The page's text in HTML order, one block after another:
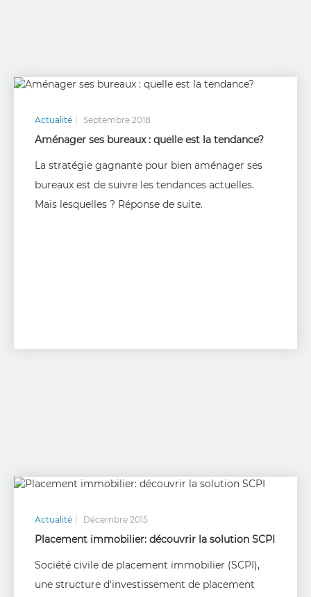
Actualité Septembre 2018
Aménager ses bureaux : quelle est la tendance?
La stratégie gagnante pour bien aménager ses
bureaux est de suivre les tendances actuelles.
Mais lesquelles ? Réponse de suite.
Actualité Décembre 2015
Placement immobilier: découvrir la solution SCPI
Société civile de placement immobilier (SCPI),
une structure d'investissement de placement